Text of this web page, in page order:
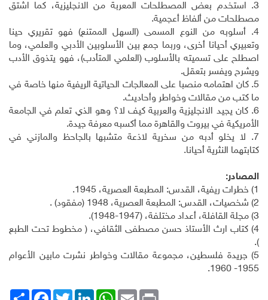
3. استخدم بعض المصطلحات المعربة من الانجليزية، كما اشتق
مصطلحات من ألفاظ أعجمية.
4. أسلوبه من النوع المسمى (السهل الممتنع) فهو تقريري حينا
وتعبيري أحيانا أخرى، وربما جمع بين الأسلوبين الأدبي والعلمي، وما
اصطلح على تسميته بالأسلوب (العلمي المتأدب)، فهو يتذوق الأدب
ويشرح ويفسر بتعقل.
5. كان اهتمامه منصبا على المعالجات الحياتية الريفية منها خاصة في
ما كتب من مقالات وخواطر وأحاديث.
6. كان يجيد الانجليزية والعربية كيف لا؟ وهو الذي تعلم في الجامعة
الأمريكية في بيروت والقاهرة مما أكسبه معرفة جيدة.
7. لا يخلو أدبه من سخرية لاذعة متشبها بالجاحظ والمازني في
كتابتهما النثرية أحيانا.
المصادر:
1) خطرات ريفية، القدس: المطبعة العصرية، 1945.
2) شخصيات، القدس: المطبعة العصرية، 1948 (مفقود) .
3) مجلة القافلة، أعداد مختلفة، (1947-1948).
4) كتاب ارث الأستاذ حسن مصطفى الثقافي، ( مخطوط تحت الطبع
).
5) جريدة فلسطين، مجموعة مقالات وخواطر نشرت مابين الأعوام
1955- 1960.
انشر
FacebookTwitterLinkedIn
WhatsAppEmail Print